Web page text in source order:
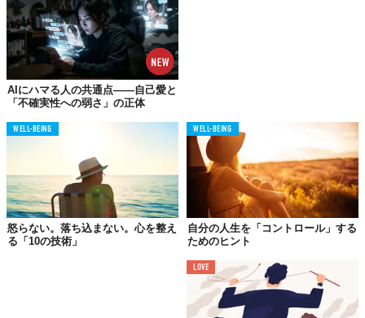
04.
感情的になってしまうのは
どんなとき？
AIにハマる人の共通点——自己愛と
「不確実性への弱さ」の正体
WELL-BEING
怒らない。落ち込まない。心を整え
る「10の技術」
WELL-BEING
自分の人生を「コントロール」する
ためのヒント
LOVE